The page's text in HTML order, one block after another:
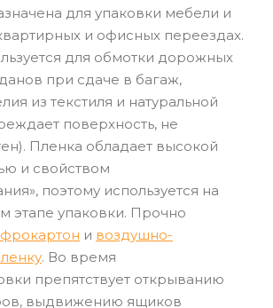
для упаковки мебели и
и офисных переездах.
для обмотки дорожных
при сдаче в багаж,
из текстиля и натуральной
поверхность, не
Пленка обладает высокой
и свойством
поэтому используется на
упаковки. Прочно
и воздушно-
. Во время
препятствует открыванию
выдвижению ящиков